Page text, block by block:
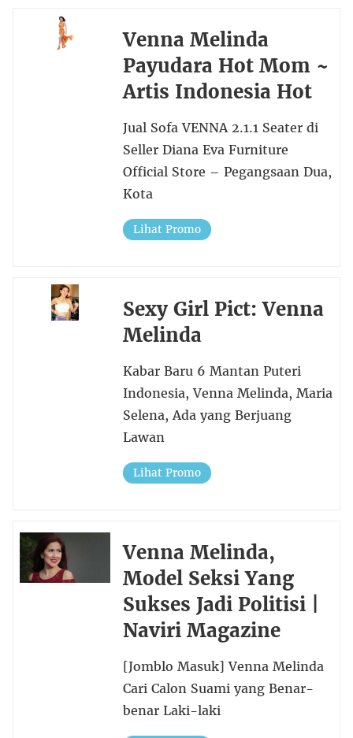
Venna Melinda
Payudara Hot Mom ~
Artis Indonesia Hot
Jual Sofa VENNA 2.1.1 Seater di
Seller Diana Eva Furniture
Official Store – Pegangsaan Dua,
Kota
Lihat Promo
Sexy Girl Pict: Venna
Melinda
Kabar Baru 6 Mantan Puteri
Indonesia, Venna Melinda, Maria
Selena, Ada yang Berjuang
Lawan
Lihat Promo
Venna Melinda,
Model Seksi Yang
Sukses Jadi Politisi |
Naviri Magazine
[Jomblo Masuk] Venna Melinda
Cari Calon Suami yang Benar-
benar Laki-laki